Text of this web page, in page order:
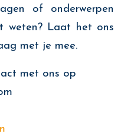
of onderwerpen
weten? Laat het ons
met je mee.
met ons op